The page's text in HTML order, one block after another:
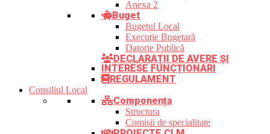
Anexa 2
Buget
Bugetul Local
Execuție Bugetară
Datorie Publică
DECLARAȚII DE AVERE ȘI
INTERESE FUNCȚIONARI
REGULAMENT
Consiliul Local
Componența
Structura
Comisii de specialitate